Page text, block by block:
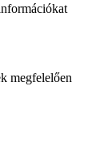
megfelelően